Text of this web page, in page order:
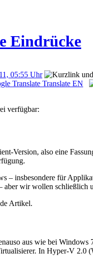
Eindrücke
05:55 Uhr
Translate EN
verfügbar:
Version, also eine
– insbesondere für
wir wollen schließlich
Artikel.
aus wie bei
In Hyper-V 2.0